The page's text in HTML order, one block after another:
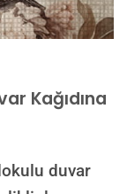
Kağıdına
duvar